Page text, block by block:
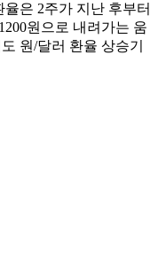
은 2주가 지난 후부터
원으로 내려가는 움
원/달러 환율 상승기